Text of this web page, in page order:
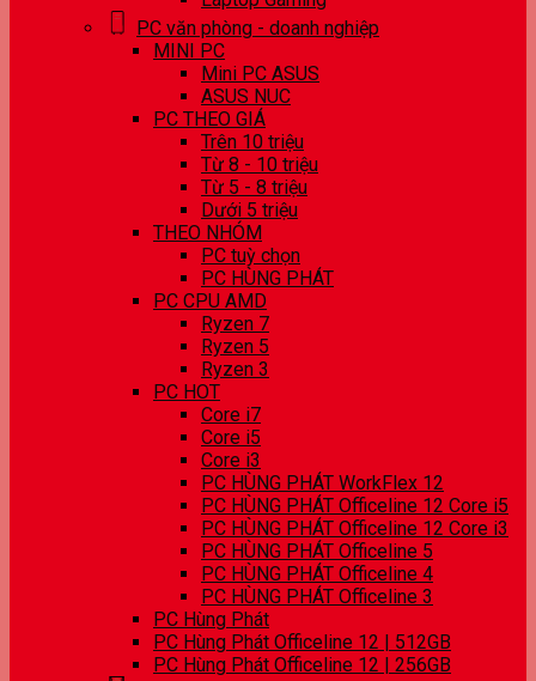
PC văn phòng - doanh nghiệp
MINI PC
Mini PC ASUS
ASUS NUC
PC THEO GIÁ
Trên 10 triệu
Từ 8 - 10 triệu
Từ 5 - 8 triệu
Dưới 5 triệu
THEO NHÓM
PC tuỳ chọn
PC HÙNG PHÁT
PC CPU AMD
Ryzen 7
Ryzen 5
Ryzen 3
PC HOT
Core i7
Core i5
Core i3
PC HÙNG PHÁT WorkFlex 12
PC HÙNG PHÁT Officeline 12 Core i5
PC HÙNG PHÁT Officeline 12 Core i3
PC HÙNG PHÁT Officeline 5
PC HÙNG PHÁT Officeline 4
PC HÙNG PHÁT Officeline 3
PC Hùng Phát
PC Hùng Phát Officeline 12 | 512GB
PC Hùng Phát Officeline 12 | 256GB